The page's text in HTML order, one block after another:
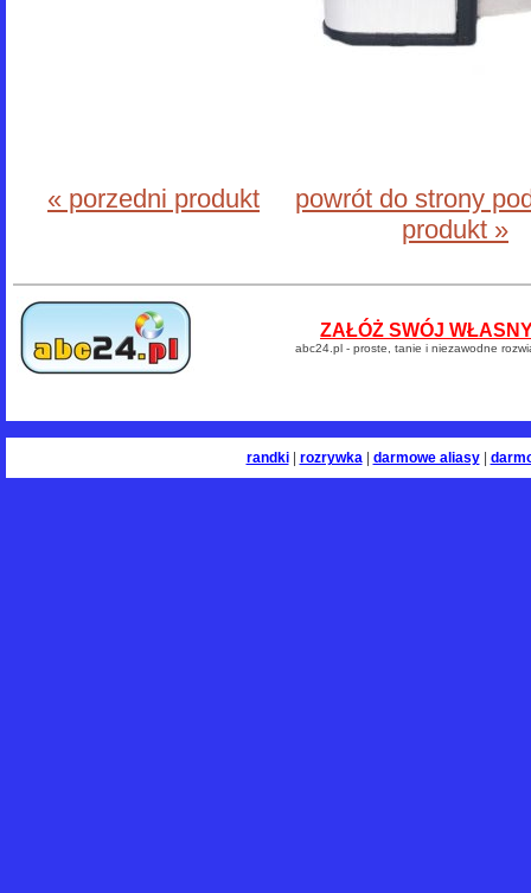
« porzedni produkt
powrót do strony
produkt »
ZAŁÓŻ SWÓJ
abc24.pl - proste, tanie i niezawodne
randki| rozrywka| darmowe aliasy|